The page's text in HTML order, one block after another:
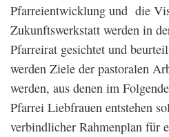
Pfarreientwicklung und die
Zukunftswerkstatt werden in
Pfarreirat gesichtet und
werden Ziele der pastoralen
werden, aus denen im
Pfarrei Liebfrauen entstehen
verbindlicher Rahmenplan für